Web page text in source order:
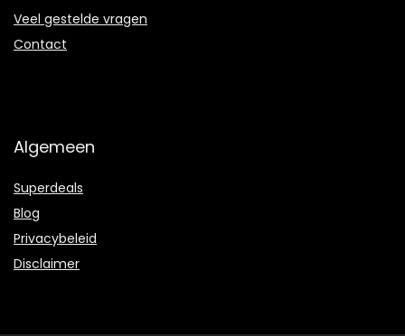
Veel gestelde vragen
Contact
Algemeen
Superdeals
Blog
Privacybeleid
Disclaimer